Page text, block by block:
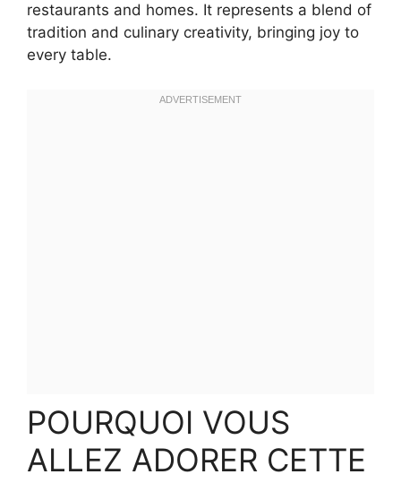
restaurants and homes. It represents a blend of
tradition and culinary creativity, bringing joy to
every table.
POURQUOI VOUS
ALLEZ ADORER CETTE